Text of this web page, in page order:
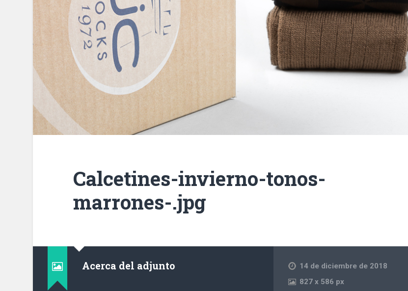
Calcetines-invierno-tonos-
marrones-.jpg
Acerca del adjunto
14 de diciembre de 2018
827x 586 px